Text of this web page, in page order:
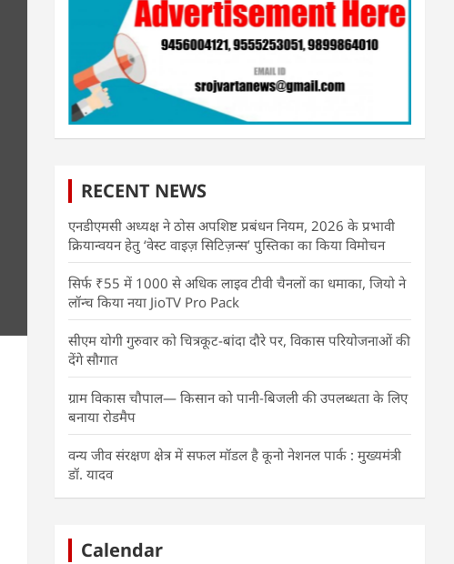
RECENT NEWS
एनडीएमसी अध्यक्ष ने ठोस अपशिष्ट प्रबंधन नियम, 2026 के प्रभावी
क्रियान्वयन हेतु ‘वेस्ट वाइज़ सिटिज़न्स’ पुस्तिका का किया विमोचन
सिर्फ ₹55 में 1000 से अधिक लाइव टीवी चैनलों का धमाका, जियो ने
लॉन्च किया नया JioTV Pro Pack
सीएम योगी गुरुवार को चित्रकूट-बांदा दौरे पर, विकास परियोजनाओं की
देंगे सौगात
ग्राम विकास चौपाल— किसान को पानी-बिजली की उपलब्धता के लिए
बनाया रोडमैप
वन्य जीव संरक्षण क्षेत्र में सफल मॉडल है कूनो नेशनल पार्क : मुख्यमंत्री
डॉ. यादव
Calendar